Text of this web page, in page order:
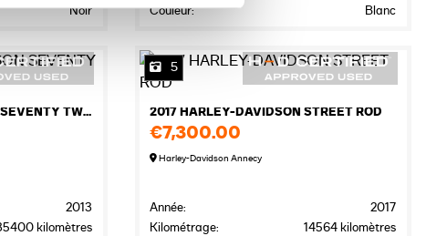
Noir
Couleur:
Blanc
2013 HARLEY-DAVIDSON SEVENTY TWO
2013
kilomètres
5
2017 HARLEY-DAVIDSON STREET ROD
€7,300.00
Harley-Davidson Annecy
Année:
2017
Kilométrage:
14564 kilomètres